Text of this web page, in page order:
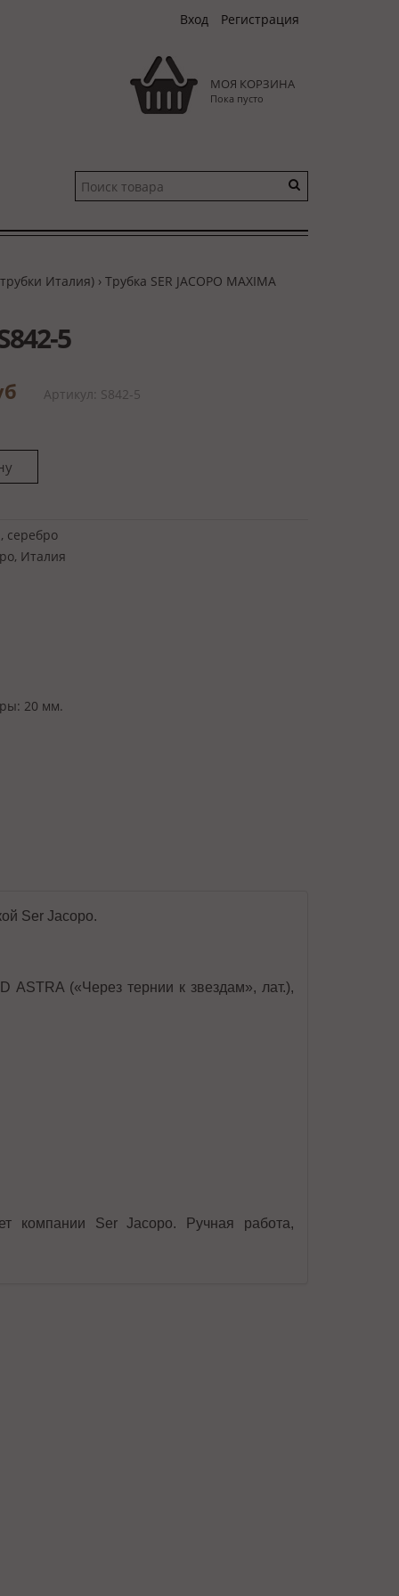
Вход Регистрация
МОЯ КОРЗИНА
Пока пусто
Италия)› Трубка SER JACOPO MAXIMA
5
Артикул: S842-5
серебро
Италия
20 мм.
Ser Jacopo.
ASTRA («Через тернии к звездам», лат.),
компании Ser Jacopo. Ручная работа,